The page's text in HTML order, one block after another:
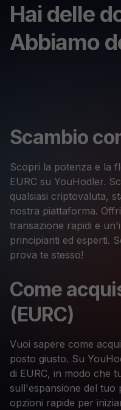
Hai delle
Abbiamo
Scambio
Scopri la potenza e la
EURC su YouHodler.
qualsiasi criptovaluta,
nostra piattaforma.
transazione rapidi e
principianti ed esperti.
prova te stesso!
Come
(EURC)
Vuoi sapere come
posto giusto. Su
di EURC, in modo che
sull'espansione del tuo
opzioni rapide per